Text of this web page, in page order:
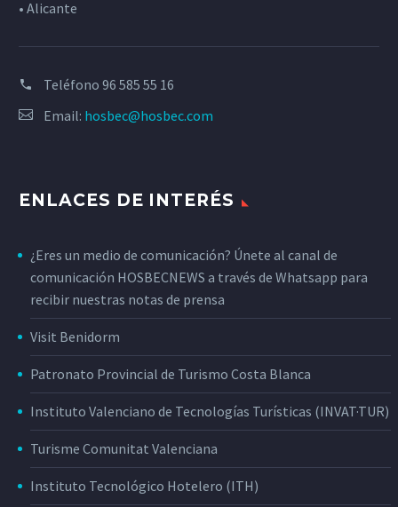
• Alicante
Teléfono 96 585 55 16
Email: hosbec@hosbec.com
ENLACES DE INTERÉS
¿Eres un medio de comunicación? Únete al canal de
comunicación HOSBECNEWS a través de Whatsapp para
recibir nuestras notas de prensa
Visit Benidorm
Patronato Provincial de Turismo Costa Blanca
Instituto Valenciano de Tecnologías Turísticas (INVAT·TUR)
Turisme Comunitat Valenciana
Instituto Tecnológico Hotelero (ITH)